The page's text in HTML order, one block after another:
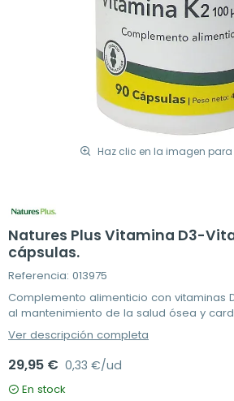
Haz clic en la imagen
Natures Plus Vitamina D3-
cápsulas.
Referencia: 013975
Complemento alimenticio con vitaminas
al mantenimiento de la salud ósea y
Ver descripción completa
29,95 € 0,33 €/ud
En stock